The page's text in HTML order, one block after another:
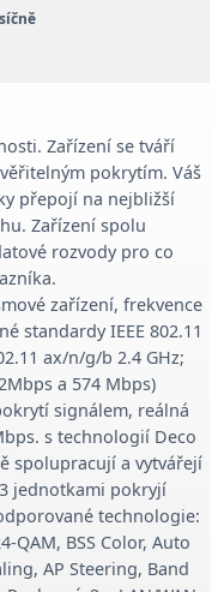
Zařízení se tváří
pokrytím. Váš
přepojí na nejbližší
Zařízení spolu
rozvody pro co
zařízení, frekvence
standardy IEEE 802.11
ax/n/g/b 2.4 GHz;
a 574 Mbps)
signálem, reálná
s technologií Deco
spolupracují a vytvářejí
jednotkami pokryjí
technologie:
QAM, BSS Color, Auto
AP Steering, Band